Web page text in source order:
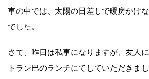
車の中では、太陽の日差しで暖房かけ
でした。
さて、昨日は私事になりますが、友人
トラン巴のランチにてしていただきま